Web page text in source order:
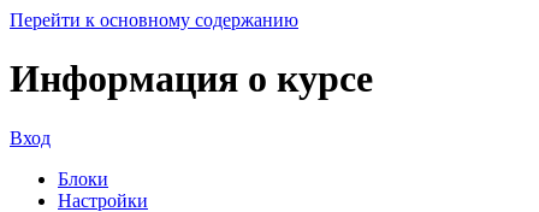
Перейти к основному содержанию
Информация о курсе
Вход
Блоки
Настройки